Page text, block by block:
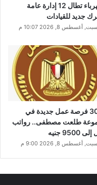
للكهرباء تطال 12 إدارة عامة
جديد للقيادات
أغسطس 8, 2026 10:07 م
3070 فرصة عمل جديدة في
طلعت مصطفى.. رواتب
9500 جنيه
أغسطس 8, 2026 9:00 م